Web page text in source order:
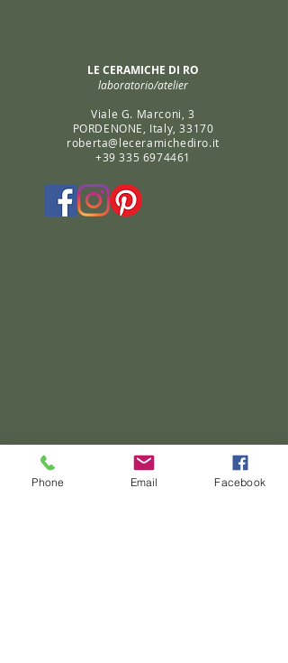
LE CERAMICHE DI RO
laboratorio/atelier
Viale G. Marconi, 3
PORDENONE, Italy, 33170
roberta@leceramichediro.it
+39 335 6974461
Phone Email Facebook